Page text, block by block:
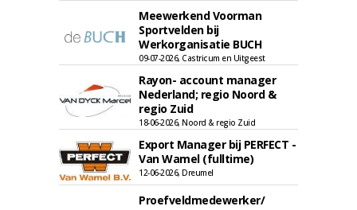
Meewerkend Voorman
Sportvelden bij
Werkorganisatie BUCH
09-07-2026, Castricum en Uitgeest
Rayon- account manager
Nederland; regio Noord &
regio Zuid
18-06-2026, Noord & regio Zuid
Export Manager bij PERFECT -
Van Wamel (fulltime)
12-06-2026, Dreumel
Proefveldmedewerker/